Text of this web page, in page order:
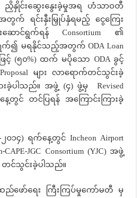
ညှိနှိုင်းဆွေးနွေးခဲ့မှုအရ ဟံသာဝတီ
က် ရင်းနှီးမြှုပ်နှံရမည့် ငွေကြေး
းဆောင်ရွက်ရန် Consortium ၏
ရွက်၍ မရနိုင်သည့်အတွက် ODA Loan
(၅၀%) ထက် မပိုသော ODA ခွင့်
များ လာရောက်တင်သွင်းခဲ့
ခဲ့ပါသည်။ အဖွဲ့ (၄) ဖွဲ့မှ Revised
ေ့တွင် တင်ပြရန် အကြောင်းကြားခဲ့
၄) ရက်နေ့တွင် Incheon Airport
JGC Consortium (YJC) အဖွဲ့
း တင်သွင်းခဲ့ပါသည်။
ော်ရေး ကြီးကြပ်မှုကော်မတီ မှ